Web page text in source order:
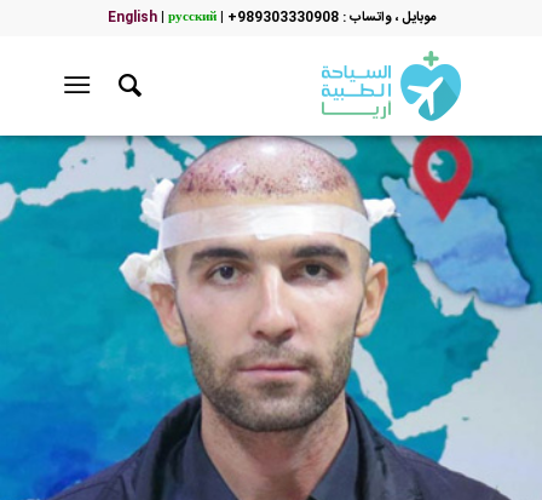
موبایل ، واتساب : 989303330908+ |
English| русский